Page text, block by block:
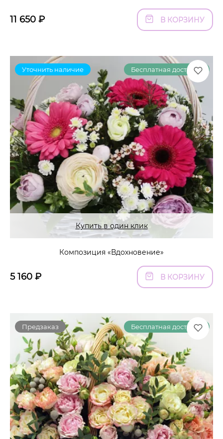
11 650 ₽ В КОРЗИНУ
Уточнить наличие Бесплатная доставка
Купить в один клик
Композиция «Вдохновение»
5 160 ₽ В КОРЗИНУ
Предзаказ Бесплатная доставка